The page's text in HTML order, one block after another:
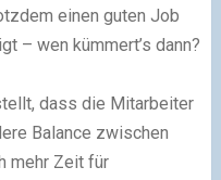
einen guten Job
– wen kümmert’s dann?
dass die Mitarbeiter
Balance zwischen
mehr Zeit für